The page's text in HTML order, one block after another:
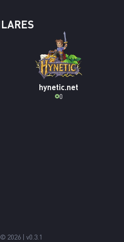
hynetic.net
0
© 2026 | v0.3.1